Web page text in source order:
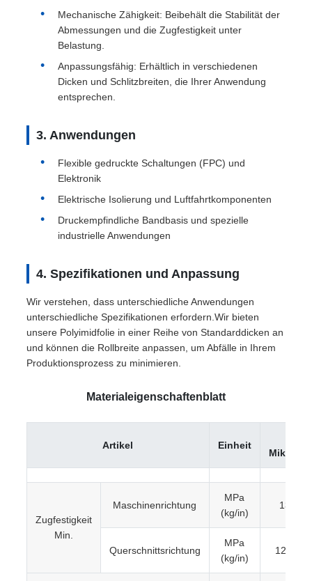
Mechanische Zähigkeit: Beibehält die Stabilität der
Abmessungen und die Zugfestigkeit unter
Belastung.
Anpassungsfähig: Erhältlich in verschiedenen
Dicken und Schlitzbreiten, die Ihrer Anwendung
entsprechen.
3. Anwendungen
Flexible gedruckte Schaltungen (FPC) und
Elektronik
Elektrische Isolierung und Luftfahrtkomponenten
Druckempfindliche Bandbasis und spezielle
industrielle Anwendungen
4. Spezifikationen und Anpassung
Wir verstehen, dass unterschiedliche Anwendungen
unterschiedliche Spezifikationen erfordern.Wir bieten
unsere Polyimidfolie in einer Reihe von Standarddicken an
und können die Rollbreite anpassen, um Abfälle in Ihrem
Produktionsprozess zu minimieren.
Materialeigenschaftenblatt
Artikel Einheit
Zugfestigkeit
Min.
Maschinenrichtung
MPa
(kg/in)
139 (9)
Querschnittsrichtung
MPa
(kg/in)
120